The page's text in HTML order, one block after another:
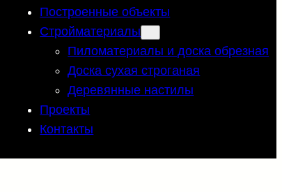
Построенные объекты
Стройматериалы
Пиломатериалы и доска обрезная
Доска сухая строганая
Деревянные настилы
Проекты
Контакты